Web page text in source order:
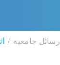
رسائل جامعية